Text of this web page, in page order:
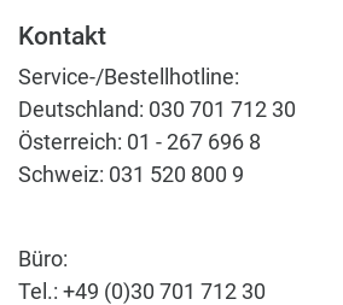
Kontakt
Service-/Bestellhotline:
Deutschland: 030 701 712 30
Österreich: 01 - 267 696 8
Schweiz: 031 520 800 9
Büro:
Tel.: +49 (0)30 701 712 30